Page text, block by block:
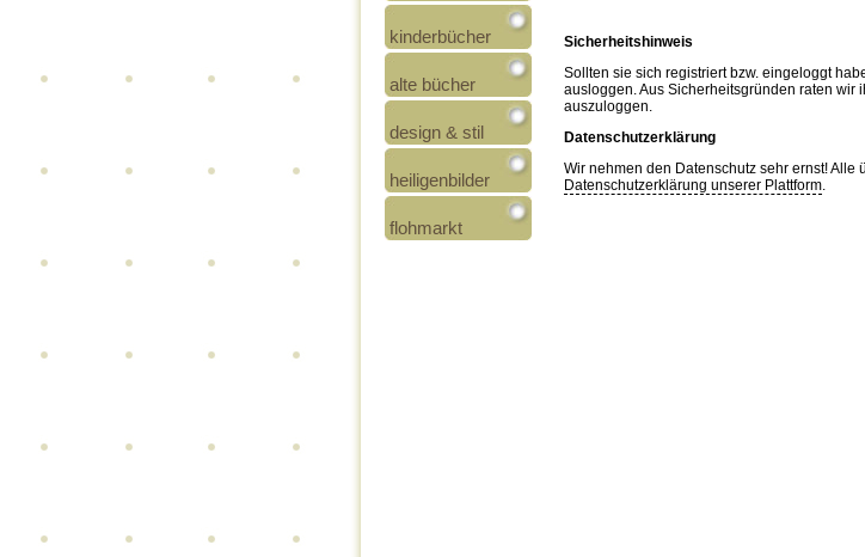
kinderbücher
alte bücher
design & stil
heiligenbilder
flohmarkt
Sicherheitshinweis
Sollten sie sich registriert bzw. eingeloggt
ausloggen. Aus Sicherheitsgründen raten wir
auszuloggen.
Datenschutzerklärung
Wir nehmen den Datenschutz sehr ernst!
Datenschutzerklärung unserer Plattform.